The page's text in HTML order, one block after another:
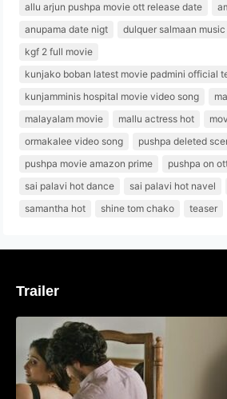
allu arjun pushpa movie ott release date
anupama date nigt
dulquer salmaan
kgf 2 full movie
kunjako boban latest movie padmini official
kunjamminis hospital movie video song
malayalam movie
mallu actress hot
ormakalee video song
pushpa deleted
pushpa movie amazon prime
pushpa on
sai palavi hot dance
sai palavi hot navel
samantha hot
shine tom chako teaser
Trailer
‘മരീചിക’യുമായി
മിസ്റ്ററി ത്രില്ലർ
വൈറലാകുന്നു..